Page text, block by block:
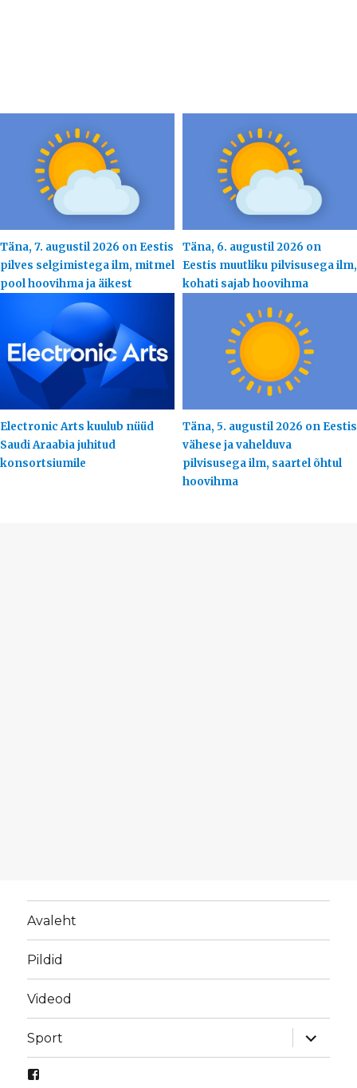
Täna, 7. augustil 2026 on Eestis
pilves selgimistega ilm, mitmel
pool hoovihma ja äikest
Täna, 6. augustil 2026 on
Eestis muutliku pilvisusega ilm,
kohati sajab hoovihma
Electronic Arts kuulub nüüd
Saudi Araabia juhitud
konsortsiumile
Täna, 5. augustil 2026 on Eestis
vähese ja vahelduva
pilvisusega ilm, saartel õhtul
hoovihma
Avaleht
Pildid
Videod
Sport
laienda